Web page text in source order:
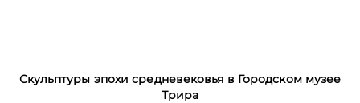
Скульптуры эпохи средневековья в Городском музее
Трира